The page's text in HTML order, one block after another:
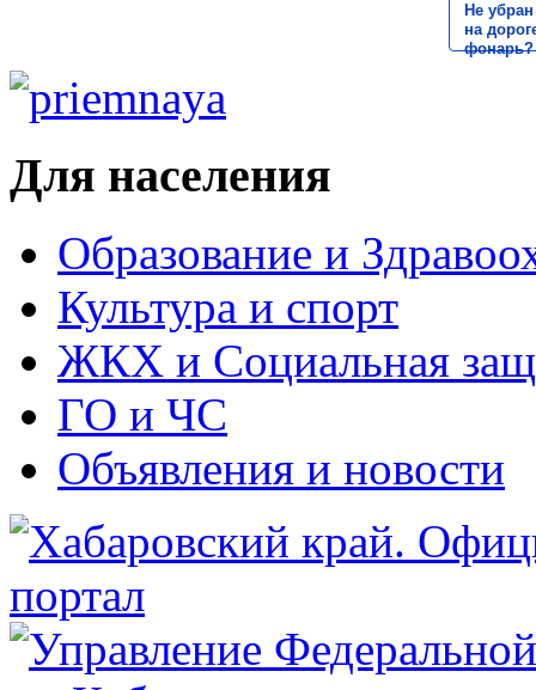
Не
на
фонарь?
Для населения
Образование и
Культура и спорт
ЖКХ и Социальная
ГО и ЧС
Объявления и новости